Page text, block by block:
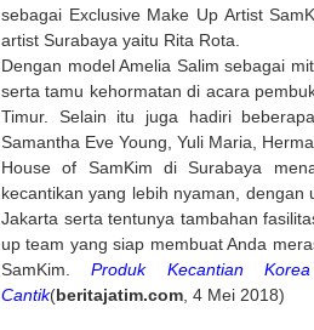
sebagai Exclusive Make Up Artist
artist Surabaya yaitu Rita Rota.
Dengan model Amelia Salim sebagai
serta tamu kehormatan di acara
Timur. Selain itu juga hadiri
Samantha Eve Young, Yuli Maria,
House of SamKim di Surabaya
kecantikan yang lebih nyaman,
Jakarta serta tentunya tambahan
up team yang siap membuat Anda
SamKim.Produk Kecantian
Cantik(beritajatim.com , 4 Mei 2018)